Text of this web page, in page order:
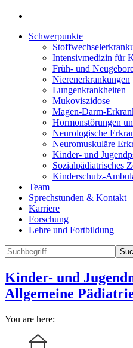
Schwerpunkte
Intensivmedizin für
Früh- und
Nierenerkrankungen
Lungenkrankheiten
Mukoviszidose
Magen-Darm-
Hormonstörungen
Neurologische
Neuromuskuläre
Kinder- und
Sozialpädiatrisches
Kinderschutz-
Team
Sprechstunden & Kontakt
Karriere
Forschung
Lehre und Fortbildung
Kinder- und
Allgemeine
You are here: